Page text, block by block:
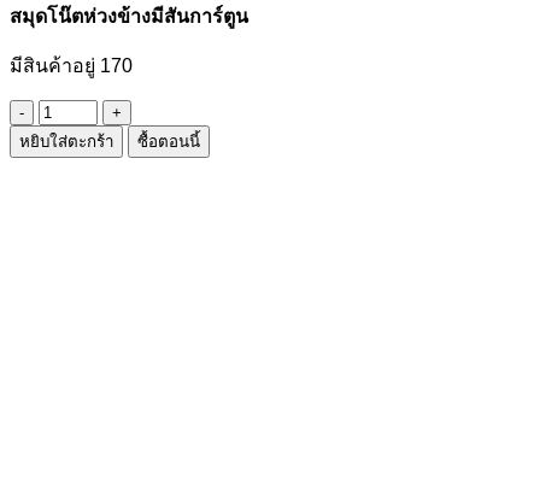
สมุดโน๊ตห่วงข้างมีสันการ์ตูน
มีสินค้าอยู่ 170
จำนวน
สมุด
หยิบใส่ตะกร้า ซื้อตอนนี้